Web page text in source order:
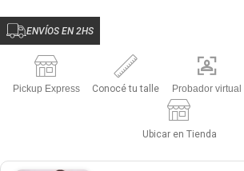
ENVÍOS EN 2HS
Pickup Express Conocé tu talle Probador virtual
Ubicar en Tienda